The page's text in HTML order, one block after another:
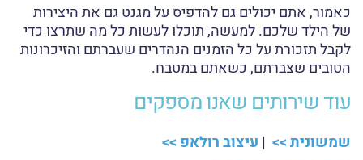
כאמור, אתם יכולים גם להדפיס על מגנט גם את היצירות
של הילד שלכם. למעשה, תוכלו לעשות כל מה שתרצו כדי
לקבל תזכורת על כל הזמנים הנהדרים שעברתם והזיכרונות
הטובים שצברתם, כשאתם במטבח.
עוד שירותים שאנו מספקים
שמשונית >> | עיצוב רולאפ >>